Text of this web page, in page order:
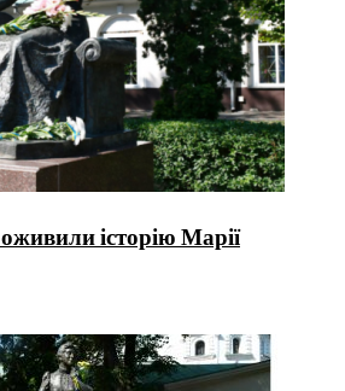
історію Марії